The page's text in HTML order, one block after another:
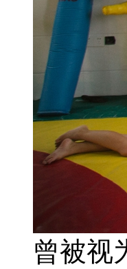
曾被视